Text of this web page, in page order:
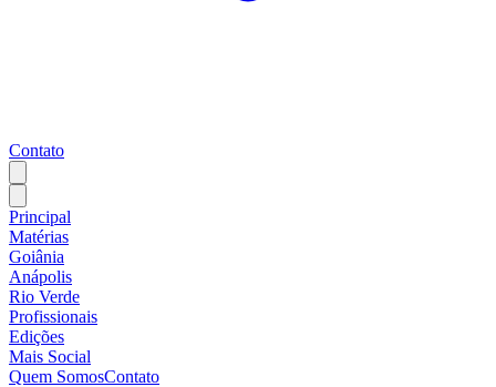
Contato
Principal
Matérias
Goiânia
Anápolis
Rio Verde
Profissionais
Edições
Mais Social
Quem SomosContato